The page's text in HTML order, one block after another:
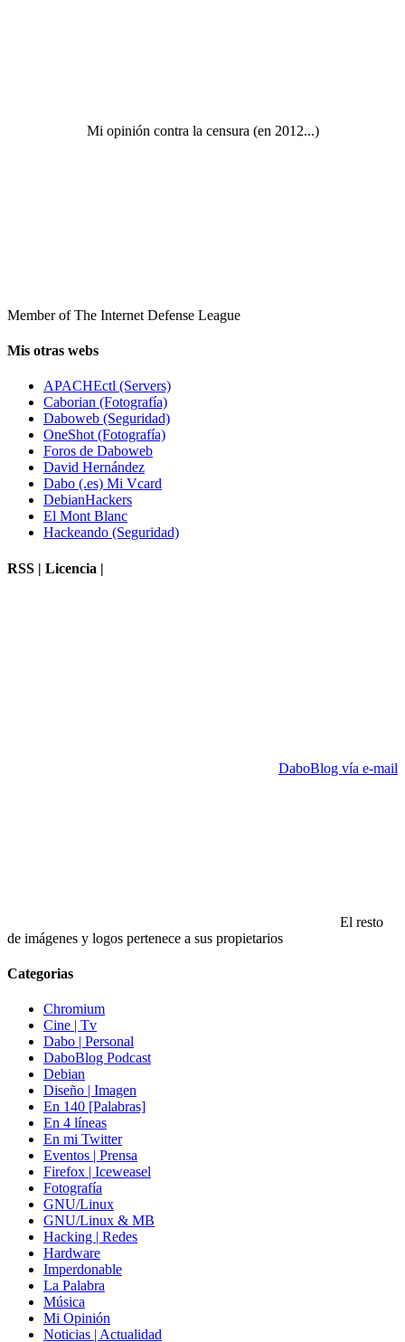
Mi opinión contra la censura (en 2012...)
Member of The Internet Defense League
Mis otras webs
APACHEctl (Servers)
Caborian (Fotografía)
Daboweb (Seguridad)
OneShot (Fotografía)
Foros de Daboweb
David Hernández
Dabo (.es) Mi Vcard
DebianHackers
El Mont Blanc
Hackeando (Seguridad)
RSS | Licencia |
DaboBlog vía e-mail
El resto
de imágenes y logos pertenece a sus propietarios
Categorias
Chromium
Cine | Tv
Dabo | Personal
DaboBlog Podcast
Debian
Diseño | Imagen
En 140 [Palabras]
En 4 líneas
En mi Twitter
Eventos | Prensa
Firefox | Iceweasel
Fotografía
GNU/Linux
GNU/Linux & MB
Hacking | Redes
Hardware
Imperdonable
La Palabra
Música
Mi Opinión
Noticias | Actualidad